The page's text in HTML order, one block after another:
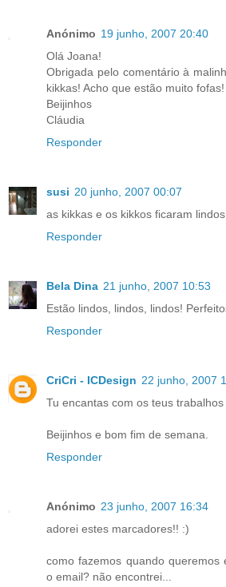
Anónimo 19 junho, 2007 20:40
Olá Joana!
Obrigada pelo comentário à
kikkas! Acho que estão muito fofas!
Beijinhos
Cláudia
Responder
susi 20 junho, 2007 00:07
as kikkas e os kikkos ficaram
Responder
Bela Dina 21 junho, 2007 10:53
Estão lindos, lindos, lindos!
Responder
CriCri - ICDesign 22 junho, 2007
Tu encantas com os teus
Beijinhos e bom fim de semana.
Responder
Anónimo 23 junho, 2007 16:34
adorei estes marcadores!! :)
como fazemos quando queremos
o email? não encontrei...